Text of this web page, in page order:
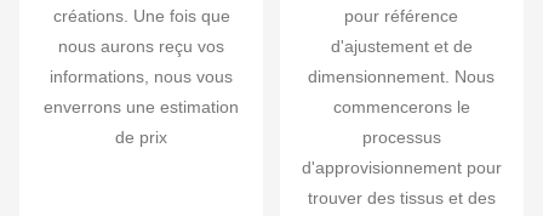
créations. Une fois que
nous aurons reçu vos
informations, nous vous
enverrons une estimation
de prix
pour référence
d'ajustement et de
dimensionnement. Nous
commencerons le
processus
d'approvisionnement pour
trouver des tissus et des